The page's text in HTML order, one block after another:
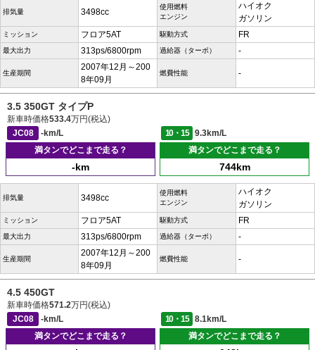
排気量 3498cc
使用燃料
エンジン
ハイオク
ガソリン
ミッション フロア5AT 駆動方式 FR
最大出力 313ps/6800rpm 過給器（ターボ） -
生産期間
2007年12月～200
8年09月
燃費性能 -
3.5 350GT タイプP
新車時価格533.4万円(税込)
JC08
-km/L 10・15
9.3km/L
満タンでどこまで走る？
-km
満タンでどこまで走る？
744km
排気量 3498cc
使用燃料
エンジン
ハイオク
ガソリン
ミッション フロア5AT 駆動方式 FR
最大出力 313ps/6800rpm 過給器（ターボ） -
生産期間
2007年12月～200
8年09月
燃費性能 -
4.5 450GT
新車時価格571.2万円(税込)
JC08
-km/L 10・15
8.1km/L
満タンでどこまで走る？
満タンでどこまで走る？